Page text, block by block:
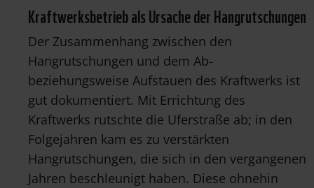
Kraftwerksbetrieb als Ursache der Hangrutschungen
Der Zusammenhang zwischen den
Hangrutschungen und dem Ab-
beziehungsweise Aufstauen des Kraftwerks ist
gut dokumentiert. Mit Errichtung des
Kraftwerks rutschte die Uferstraße ab; in den
Folgejahren kam es zu verstärkten
Hangrutschungen, die sich in den vergangenen
Jahren beschleunigt haben. Diese ohnehin